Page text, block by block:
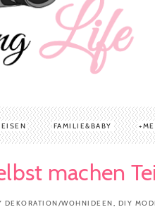
FAMILIE&BABY
machen
DEKORATION/WOHNIDEEN, DIY